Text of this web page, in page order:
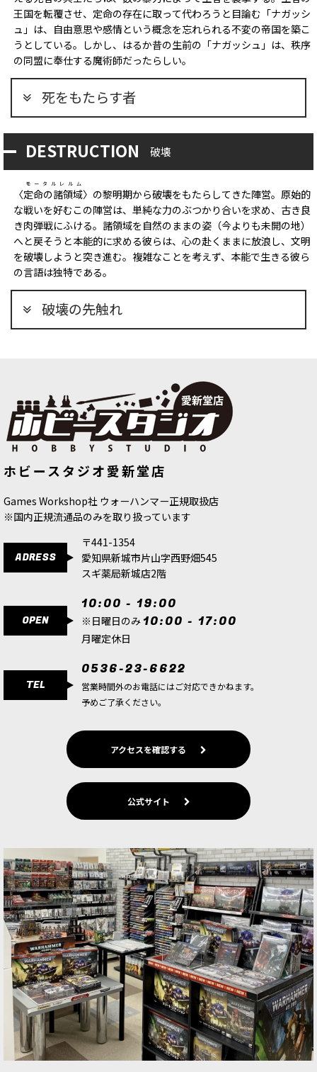
王国を転覆させ、定命の存在に取って代わろうと目論む「ナガッシ
ュ」は、自由意思や感情という概念を忘れられる不変の帝国を築こ
うとしている。しかし、はるか昔の生前の「ナガッシュ」は、秩序
の同盟に奉仕する魔術師だったらしい。
死をもたらす者
DESTRUCTION 破壊
〈定命の諸領域
モータルレルム
〉の黎明期から破壊をもたらしてきた陣営。原始的
な戦いを好むこの陣営は、単純な力のぶつかり合いを求め、古き良
き肉弾戦にふける。諸領域を自然のままの姿（今よりも未開の地）
へと戻そうと本能的に求める彼らは、心の赴くままに放浪し、文明
を破壊しようと突き進む。複雑なことを考えず、本能で生きる彼ら
の言語は独特である。
破壊の先触れ
ホビースタジオ愛新堂店
Games Workshop社 ウォーハンマー正規取扱店
※国内正規流通品のみを取り扱っています
ADRESS
〒441-1354
愛知県新城市片山字西野畑545
スギ薬局新城店2階
OPEN
10:00 - 19:00
※日曜日のみ 10:00 - 17:00
月曜定休日
TEL
0536-23-6622
営業時間外のお電話にはご対応できかねます。
予めご了承ください。
アクセスを確認する
公式サイト